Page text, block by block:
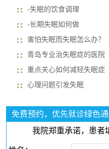
-失眠的饮食调理
-长期失眠如何做
害怕失眠而失眠怎么办？
青岛专业治失眠症的医院
重点关心如何减轻失眠症
心理问题引发失眠
免费预约，优先就诊绿色
我院郑重承诺，患者